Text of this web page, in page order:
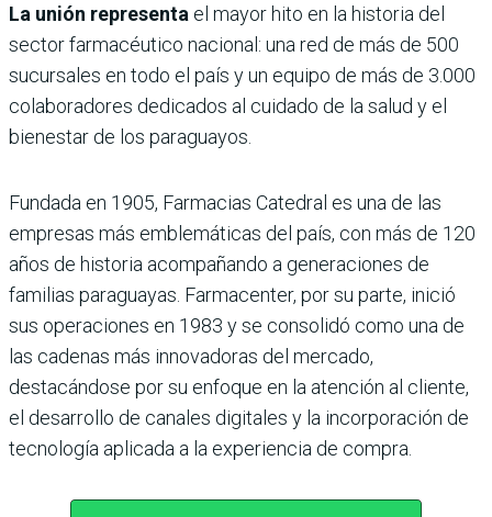
La unión representa el mayor hito en la historia del
sector farmacéutico nacional: una red de más de 500
sucursales en todo el país y un equipo de más de 3.000
colaboradores dedicados al cuidado de la salud y el
bienestar de los paraguayos.
Fundada en 1905, Farmacias Catedral es una de las
empresas más emblemáticas del país, con más de 120
años de historia acompañando a generaciones de
familias paraguayas. Farmacenter, por su parte, inició
sus operaciones en 1983 y se consolidó como una de
las cadenas más innovadoras del mercado,
destacándose por su enfoque en la atención al cliente,
el desarrollo de canales digitales y la incorporación de
tecnología aplicada a la experiencia de compra.